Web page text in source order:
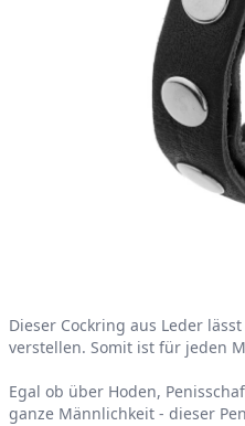
Product information
Dieser Cockring aus Leder
verstellen. Somit ist für jeden
Egal ob über Hoden,
ganze Männlichkeit - dieser